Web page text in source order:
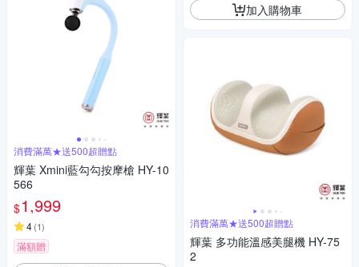
消費滿萬★送500超贈點
輝葉 Xmini藍勾勾按摩槍 HY-10
566
$1,999
4(1)
滿額贈
加入購物車
消費滿萬★送500超贈點
輝葉 多功能溫感美腿機 HY-75
2